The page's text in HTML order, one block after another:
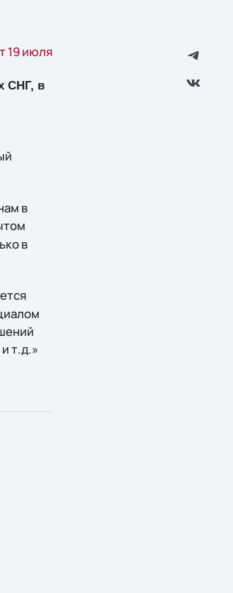
19 июля
СНГ, в
в
в
т.д.»